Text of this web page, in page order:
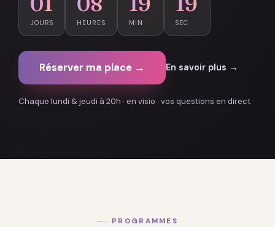
JOURS HEURES MIN SEC
Réserver ma place → En savoir plus →
Chaque lundi & jeudi à 20h · en visio · vos questions en direct
PROGRAMMES